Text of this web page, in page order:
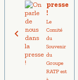
presse
!
Le
Comité
du
Souvenir
du
Groupe
RATP est